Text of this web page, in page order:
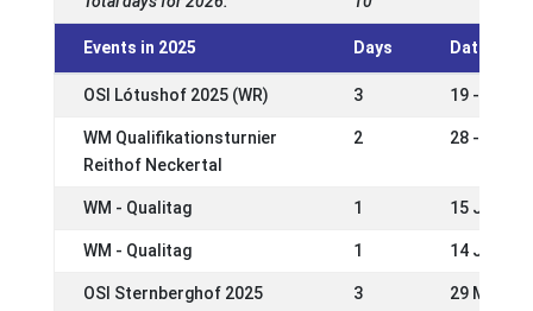
Events in 2025 Days Date
OSI Lótushof 2025 (WR) 3 19 - 21
WM Qualifikationsturnier
Reithof Neckertal
2 28 - 29
WM - Qualitag 1 15 Jun
WM - Qualitag 1 14 Jun
OSI Sternberghof 2025 3 29 May -